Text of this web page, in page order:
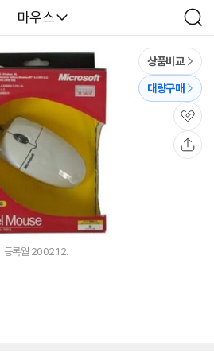
다나와
마우스
검
색
상품비교
대량구매
관
심
등록월 2002.12.